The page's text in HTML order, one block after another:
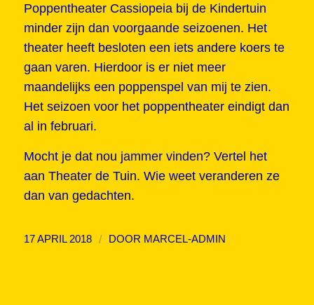
Poppentheater Cassiopeia bij de Kindertuin
minder zijn dan voorgaande seizoenen. Het
theater heeft besloten een iets andere koers te
gaan varen. Hierdoor is er niet meer
maandelijks een poppenspel van mij te zien.
Het seizoen voor het poppentheater eindigt dan
al in februari.
Mocht je dat nou jammer vinden? Vertel het
aan Theater de Tuin. Wie weet veranderen ze
dan van gedachten.
17 APRIL 2018 / DOOR MARCEL-ADMIN